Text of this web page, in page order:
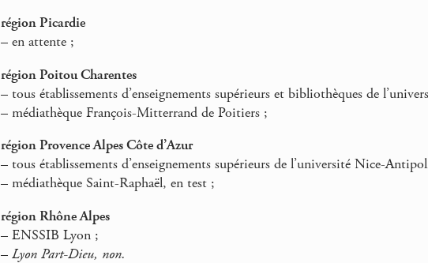
région Picardie
– en attente ;
région Poitou Charentes
– tous établissements d’enseignements supérieurs et bibliothèques de
– médiathèque François-Mitterrand de Poitiers ;
région Provence Alpes Côte d’Azur
– tous établissements d’enseignements supérieurs de l’université Nice-
– médiathèque Saint-Raphaël, en test ;
région Rhône Alpes
– ENSSIB Lyon ;
– Lyon Part-Dieu, non.